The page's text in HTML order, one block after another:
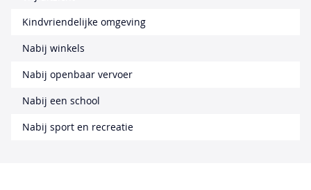
Kindvriendelijke omgeving
Nabij winkels
Nabij openbaar vervoer
Nabij een school
Nabij sport en recreatie